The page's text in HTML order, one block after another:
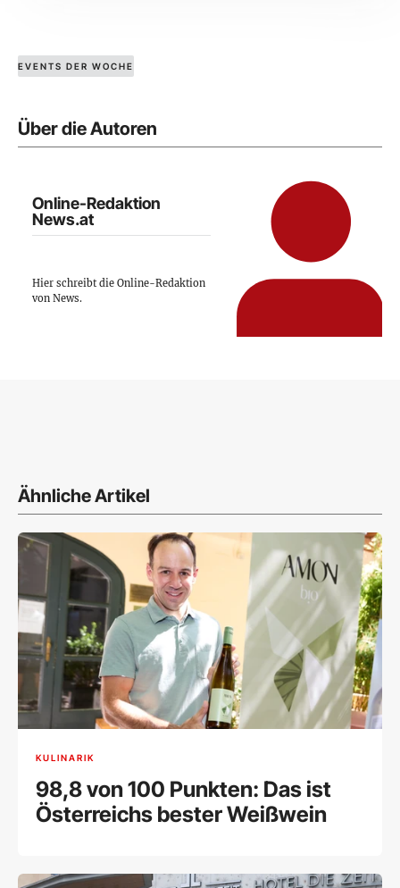
EVENTS DER WOCHE
Über die Autoren
Online-Redaktion
News.at
Hier schreibt die Online-Redaktion
von News.
Ähnliche Artikel
KULINARIK
98,8 von 100 Punkten: Das ist
Österreichs bester Weißwein